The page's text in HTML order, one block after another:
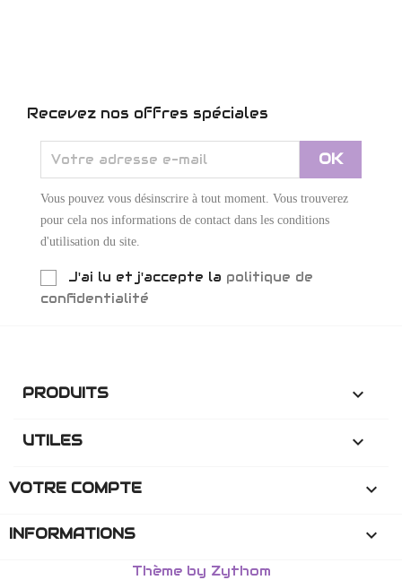
Recevez nos offres spéciales
Vous pouvez vous désinscrire à tout moment. Vous trouverez
pour cela nos informations de contact dans les conditions
d'utilisation du site.
J'ai lu et j'accepte la politique de
confidentialité
PRODUITS 
UTILES 
VOTRE COMPTE 
INFORMATIONS keyboard_arrow_down
Thème by Zythom